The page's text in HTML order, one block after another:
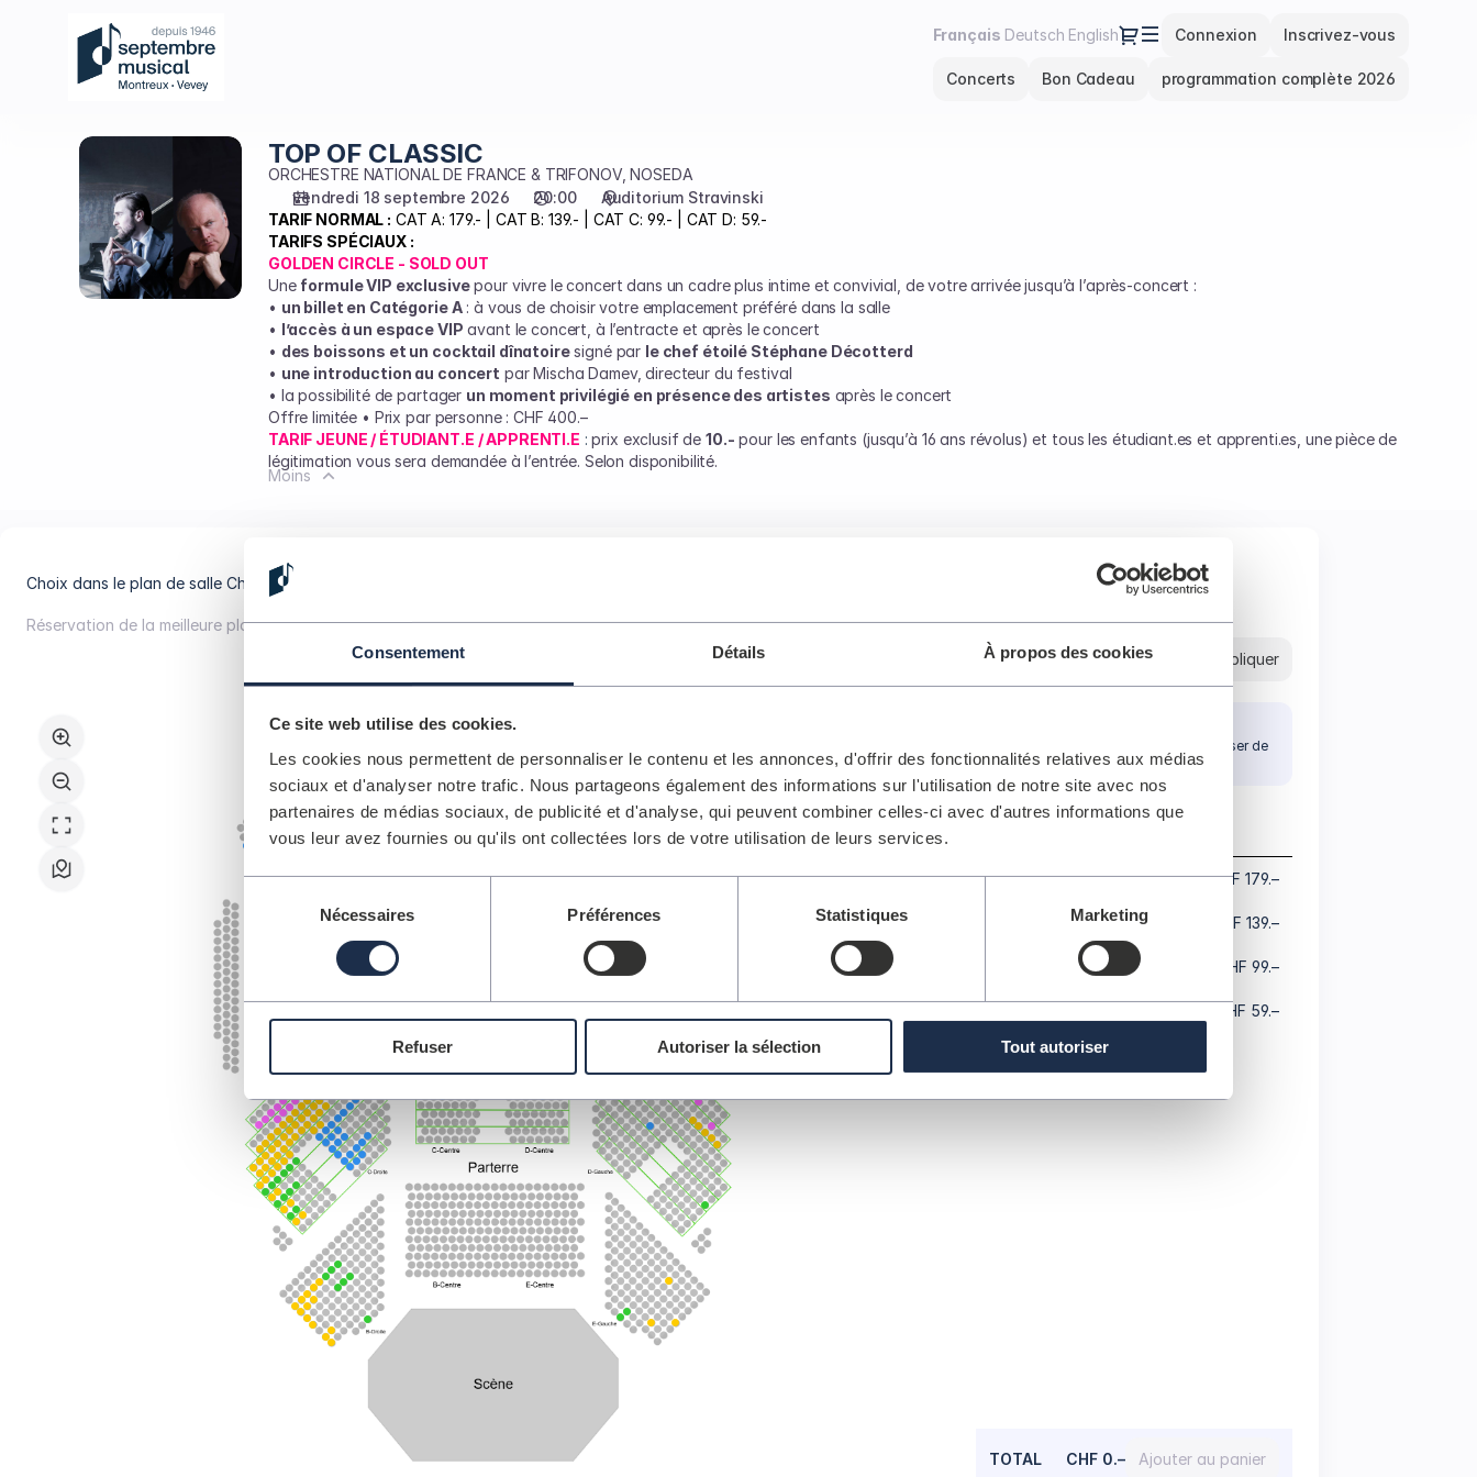
Consentement Détails À propos des cookies
Ce site web utilise des cookies.
Les cookies nous permettent de personnaliser le contenu et les annonces, d'offrir des fonctionnalités relatives aux médias
sociaux et d'analyser notre trafic. Nous partageons également des informations sur l'utilisation de notre site avec nos
partenaires de médias sociaux, de publicité et d'analyse, qui peuvent combiner celles-ci avec d'autres informations que
vous leur avez fournies ou qu'ils ont collectées lors de votre utilisation de leurs services.
consentement
Nécessaires Préférences Statistiques Marketing
Refuser Autoriser la sélection Tout autoriser
Langue
Français Deutsch English Dialogue
Connexion Inscrivez-vous
Concerts Bon Cadeau programmation complète 2026
TOP
CLASSIC
TOP OF CLASSIC
ORCHESTRE NATIONAL DE FRANCE & TRIFONOV, NOSEDA
vendredi 18 septembre 2026
20:00
Auditorium Stravinski
TARIF NORMAL : CAT A: 179.- | CAT B: 139.- | CAT C: 99.- | CAT D: 59.-
TARIFS SPÉCIAUX :
GOLDEN CIRCLE - SOLD OUT
Une formule VIP exclusivepour vivre le concert dans un cadre plus intime et convivial, de votre arrivée jusqu’à l’après-concert :
• un billet en Catégorie A: à vous de choisir votre emplacement préféré dans la salle
• l’accès à un espace VIP avant le concert, à l’entracte et après le concert
• des boissons et un cocktail dînatoiresigné par le chef étoilé Stéphane Décotterd
• une introduction au concert par Mischa Damev, directeur du festival
• la possibilité de partager un moment privilégié en présence des artistes après le concert
Offre limitée • Prix par personne : CHF 400.–
TARIF JEUNE / ÉTUDIANT.E / APPRENTI.E : prix exclusif de10.- pour les enfants (jusqu’à 16 ans révolus) et tous les étudiant.es et apprenti.es, une pièce de
légitimation vous sera demandée à l’entrée. Selon disponibilité.
Moins
Choix dans le plan de salle Choisissez vous-même votre place
Réservation de la meilleure place Obtenez automatiquement la meilleure place disponible
salle
Appliquer
Veuillez vous assurer de ne pas laisser de
places isolées.
Catégorie A CHF 179.–
Catégorie B CHF 139.–
Catégorie C CHF 10.– - CHF 99.–
CHF 10.– - CHF 59.–
TOTAL CHF 0.– Ajouter au panier